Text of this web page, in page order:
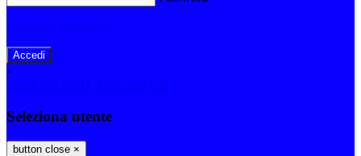
-
Seleziona utente
button close ×